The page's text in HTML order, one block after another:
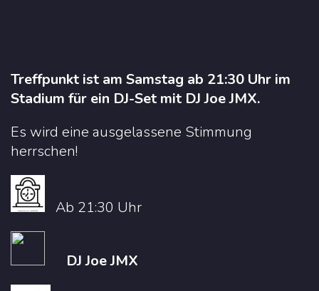
Treffpunkt ist am Samstag ab 21:30 Uhr im
Stadium für ein DJ-Set mit DJ Joe JMX.
Es wird eine ausgelassene Stimmung
herrschen!
Ab 21:30 Uhr
DJ Joe JMX